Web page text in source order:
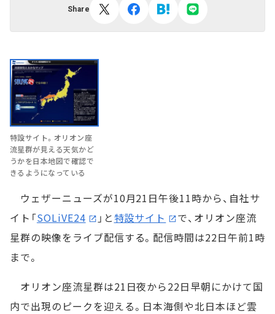
Share
特設サイト。オリオン座
流星群が見える天気かど
うかを日本地図で確認で
きるようになっている
ウェザーニューズが10月21日午後11時から、自社サ
イト「SOLiVE24 」と 特設サイト
で、オリオン座流
星群の映像をライブ配信する。配信時間は22日午前1時
まで。
オリオン座流星群は21日夜から22日早朝にかけて国
内で出現のピークを迎える。日本海側や北日本ほど雲